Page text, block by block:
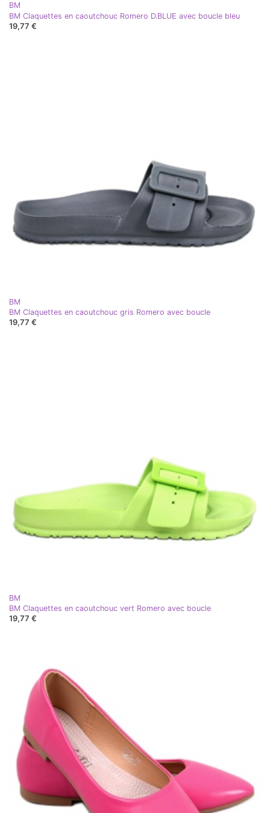
BM
BM Claquettes en caoutchouc Romero D.BLUE avec boucle bleu
19,77 €
BM
BM Claquettes en caoutchouc gris Romero avec boucle
19,77 €
BM
BM Claquettes en caoutchouc vert Romero avec boucle
19,77 €